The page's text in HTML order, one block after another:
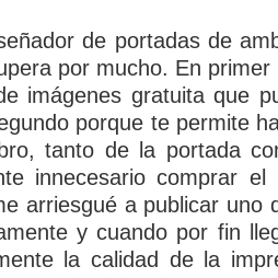
de portadas de
por mucho. En
imágenes gratuita que
porque te permite
tanto de la portada
innecesario comprar
arriesgué a publicar uno
y cuando por fin
la calidad de la